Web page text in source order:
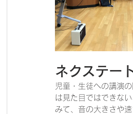
ネクステー
児童・生徒への講演
は見た目ではできな
みて、音の大きさや